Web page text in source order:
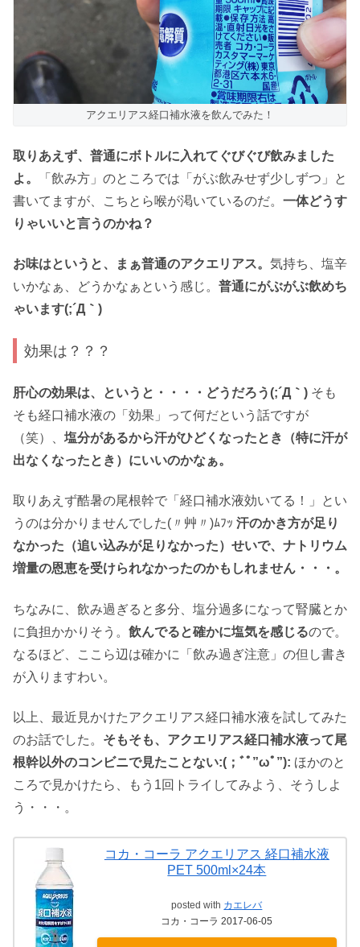
アクエリアス経口補水液を飲んでみた！
取りあえず、普通にボトルに入れてぐびぐび飲みました
よ。
「飲み方」のところでは「がぶ飲みせず少しずつ」と
書いてますが、こちとら喉が渇いているのだ。 一体どうす
りゃいいと言うのかね？
お味はというと、まぁ普通のアクエリアス。 気持ち、塩辛
いかなぁ、どうかなぁという感じ。 普通にがぶがぶ飲めち
ゃいます(;´Д｀)
効果は？？？
肝心の効果は、というと・・・・どうだろう(;´Д｀) そも
そも経口補水液の「効果」って何だという話ですが
（笑）、 塩分があるから汗がひどくなったとき（特に汗が
出なくなったとき）にいいのかなぁ。
取りあえず酷暑の尾根幹で「経口補水液効いてる！」とい
うのは分かりませんでした(〃艸〃)ﾑﾌｯ 汗のかき方が足り
なかった（追い込みが足りなかった）せいで、ナトリウム
増量の恩恵を受けられなかったのかもしれません・・・。
ちなみに、飲み過ぎると多分、塩分過多になって腎臓とか
に負担かかりそう。 飲んでると確かに塩気を感じるので。
なるほど、ここら辺は確かに「飲み過ぎ注意」の但し書き
が入りますわい。
以上、最近見かけたアクエリアス経口補水液を試してみた
のお話でした。 そもそも、アクエリアス経口補水液って尾
根幹以外のコンビニで見たことない:(；ﾞﾟ”ωﾟ”): ほかのと
ころで見かけたら、もう1回トライしてみよう、そうしよ
う・・・。
コカ・コーラ アクエリアス 経口補水液
PET 500ml×24本
posted with カエレバ
コカ・コーラ 2017-06-05